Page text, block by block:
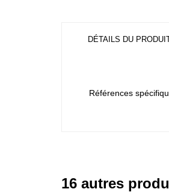
DÉTAILS DU
Références
16 autres